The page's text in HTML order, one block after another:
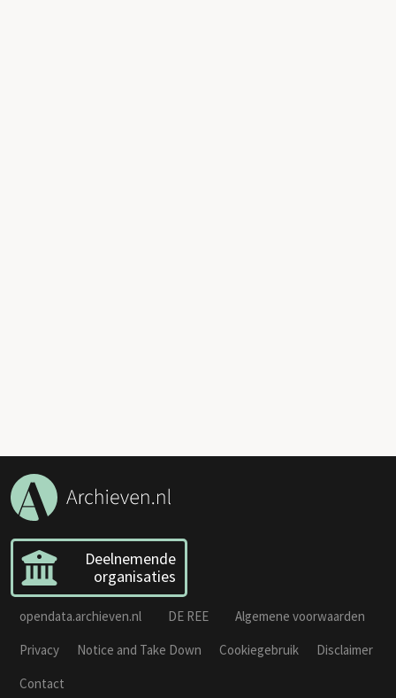
Deelnemende
organisaties
opendata.archieven.nl DE REE
Algemene voorwaarden
Privacy
Notice and Take Down Cookiegebruik
Disclaimer
Contact